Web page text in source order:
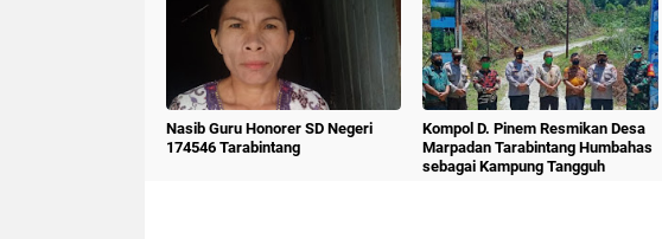
Nasib Guru Honorer SD Negeri
174546 Tarabintang
Kompol D. Pinem Resmikan Desa
Marpadan Tarabintang Humbahas
sebagai Kampung Tangguh